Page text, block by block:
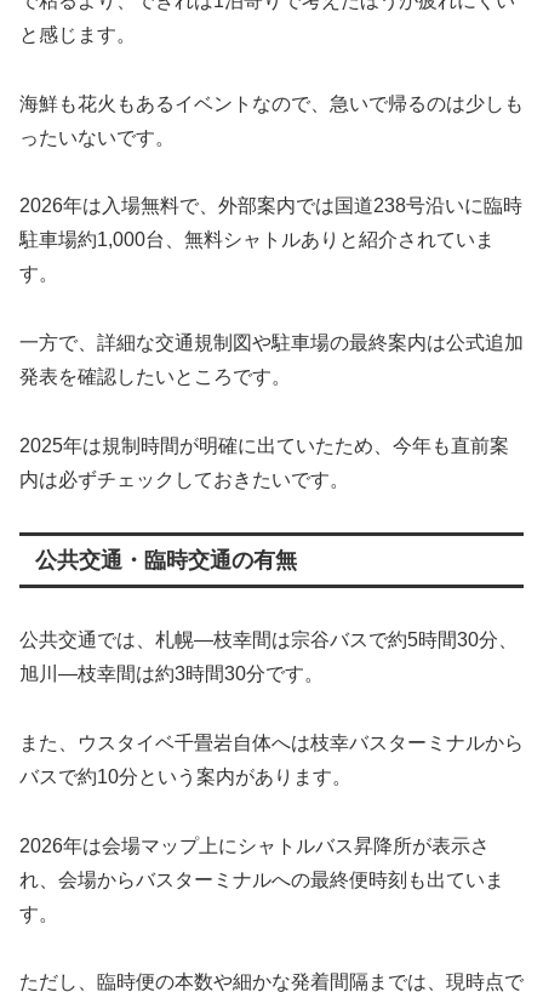
と感じます。
海鮮も花火もあるイベントなので、急いで帰るのは少しも
ったいないです。
2026年は入場無料で、外部案内では国道238号沿いに臨時
駐車場約1,000台、無料シャトルありと紹介されていま
す。
一方で、詳細な交通規制図や駐車場の最終案内は公式追加
発表を確認したいところです。
2025年は規制時間が明確に出ていたため、今年も直前案
内は必ずチェックしておきたいです。
公共交通・臨時交通の有無
公共交通では、札幌―枝幸間は宗谷バスで約5時間30分、
旭川―枝幸間は約3時間30分です。
また、ウスタイベ千畳岩自体へは枝幸バスターミナルから
バスで約10分という案内があります。
2026年は会場マップ上にシャトルバス昇降所が表示さ
れ、会場からバスターミナルへの最終便時刻も出ていま
す。
ただし、臨時便の本数や細かな発着間隔までは、現時点で